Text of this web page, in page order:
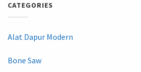
CATEGORIES
Alat Dapur Modern
Bone Saw